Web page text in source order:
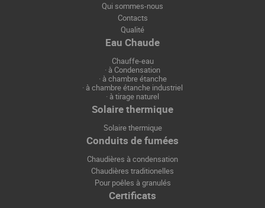
Qui sommes-nous
Contacts
Qualité
Eau Chaude
Chauffe-eau
· à Condensation
· à chambre étanche
· à chambre étanche industriel
· à tirage naturel
Solaire thermique
Solaire thermique
Conduits de fumées
Chaudières à condensation
Chaudières traditionelles
Pour poêles à granulés
Certificats